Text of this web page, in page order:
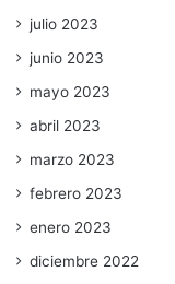
julio 2023
junio 2023
mayo 2023
abril 2023
marzo 2023
febrero 2023
enero 2023
diciembre 2022